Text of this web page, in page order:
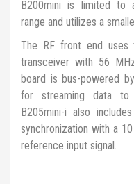
B200mini is limited to
range and utilizes a
The RF front end uses
transceiver with 56
board is bus-powered
for streaming data to
B205mini-i also
synchronization with a
reference input signal.